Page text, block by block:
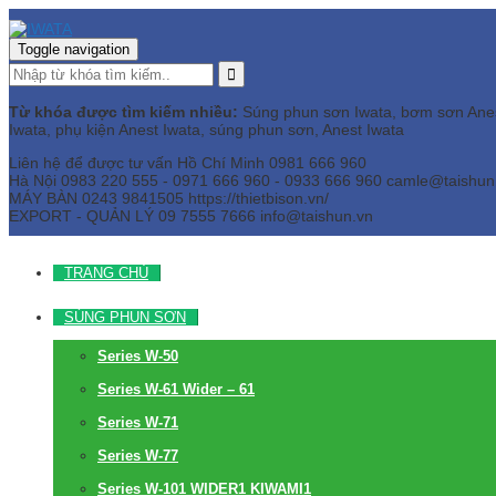
Toggle navigation
Từ khóa được tìm kiếm nhiều: Súng phun sơn Iwata, bơm sơn
Iwata, phụ kiện Anest Iwata, súng phun sơn, Anest Iwata
Liên hệ để được tư vấn Hồ Chí Minh 0981 666 960
Hà Nội 0983 220 555 - 0971 666 960 - 0933 666 960
MÁY BÀN 0243 9841505 https://thietbison.vn/
EXPORT - QUẢN LÝ 09 7555 7666 info@taishun.vn
TRANG CHỦ
SÚNG PHUN SƠN
Series W-50
Series W-61 Wider – 61
Series W-71
Series W-77
Series W-101 WIDER1 KIWAMI1